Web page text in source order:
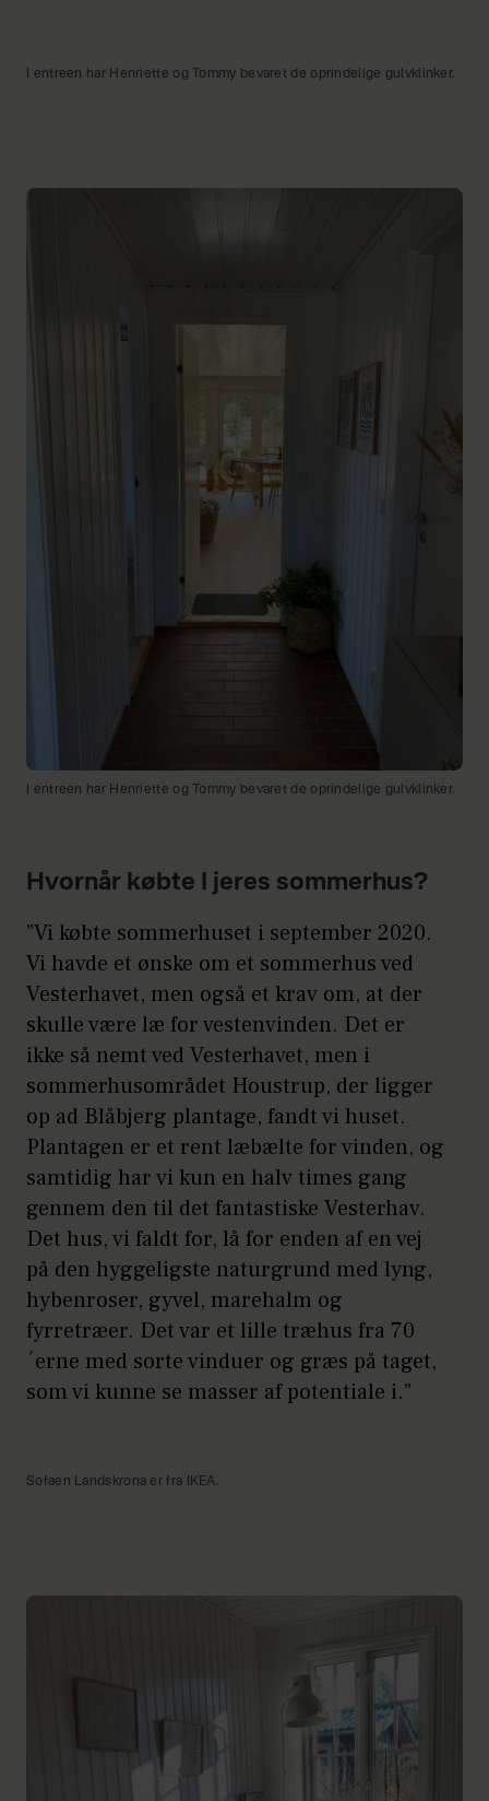
I entreen har Henriette og Tommy bevaret de oprindelige gulvklinker.
I entreen har Henriette og Tommy bevaret de oprindelige gulvklinker.
Hvornår købte I jeres sommerhus?
”Vi købte sommerhuset i september 2020.
Vi havde et ønske om et sommerhus ved
Vesterhavet, men også et krav om, at der
skulle være læ for vestenvinden. Det er
ikke så nemt ved Vesterhavet, men i
sommerhusområdet Houstrup, der ligger
op ad Blåbjerg plantage, fandt vi huset.
Plantagen er et rent læbælte for vinden, og
samtidig har vi kun en halv times gang
gennem den til det fantastiske Vesterhav.
Det hus, vi faldt for, lå for enden af en vej
på den hyggeligste naturgrund med lyng,
hybenroser, gyvel, marehalm og
fyrretræer. Det var et lille træhus fra 70
´erne med sorte vinduer og græs på taget,
som vi kunne se masser af potentiale i.”
Sofaen Landskrona er fra IKEA.